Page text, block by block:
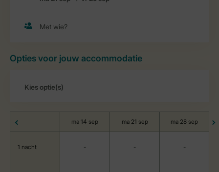
Opties voor jouw accommodatie
ma 14 sep ma 21 sep ma 28 sep
1 nacht - - -